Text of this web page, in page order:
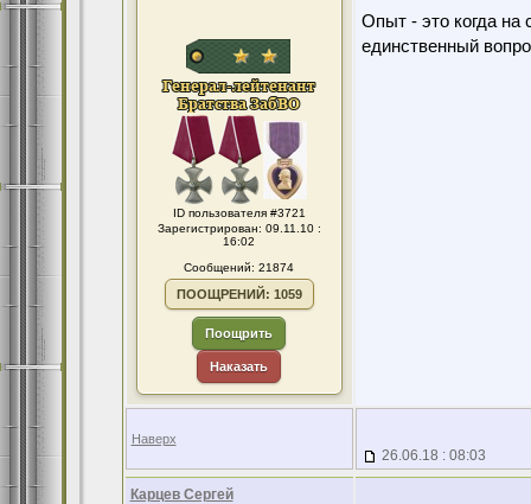
ID пользователя #3721
Зарегистрирован: 09.11.10 :
16:02
Сообщений: 21874
ПООЩРЕНИЙ: 1059
Поощрить
Наказать
Опыт - это когда на
единственный
Наверх
26.06.18 : 08:03
Карцев Сергей